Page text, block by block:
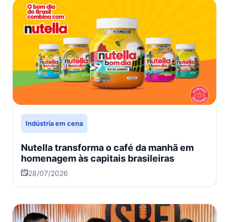
Indústria em cena
Nutella transforma o café da manhã em
homenagem às capitais brasileiras
28/07/2026